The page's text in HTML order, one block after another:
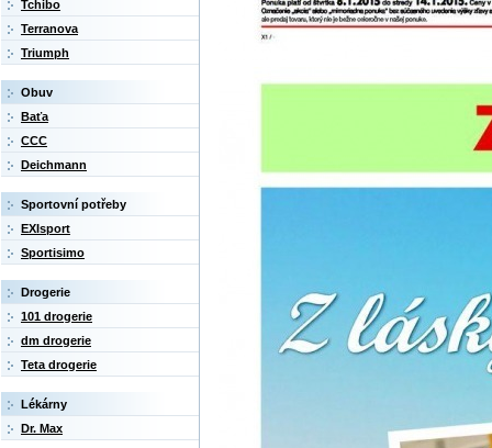
Tchibo
Terranova
Triumph
Obuv
Baťa
CCC
Deichmann
Sportovní potřeby
EXIsport
Sportisimo
Drogerie
101 drogerie
dm drogerie
Teta drogerie
Lékárny
Dr. Max